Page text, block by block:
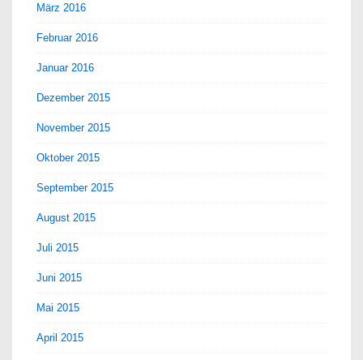
März 2016
Februar 2016
Januar 2016
Dezember 2015
November 2015
Oktober 2015
September 2015
August 2015
Juli 2015
Juni 2015
Mai 2015
April 2015